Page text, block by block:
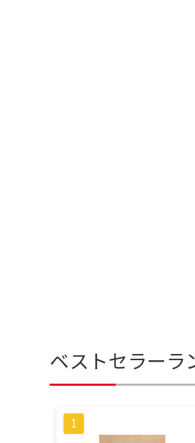
ベストセラーラ